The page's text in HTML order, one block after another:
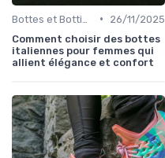
•
26/11/2025
Comment choisir des bottes
italiennes pour femmes qui
allient élégance et confort